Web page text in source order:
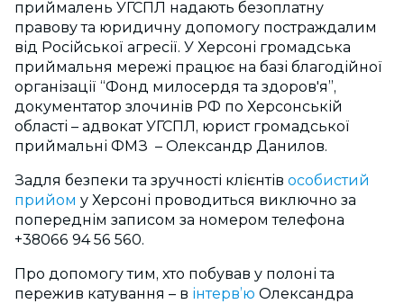
приймалень УГСПЛ надають безоплатну
правову та юридичну допомогу постраждалим
від Російської агресії. У Херсоні громадська
приймальня мережі працює на базі благодійної
організації “Фонд милосердя та здоров'я”,
документатор злочинів РФ по Херсонській
області – адвокат УГСПЛ, юрист громадської
приймальні ФМЗ – Олександр Данилов.
Задля безпеки та зручності клієнтів особистий
прийом у Херсоні проводиться виключно за
попереднім записом за номером телефона
+38066 94 56 560.
Про допомогу тим, хто побував у полоні та
пережив катування – в інтерв’ю Олександра